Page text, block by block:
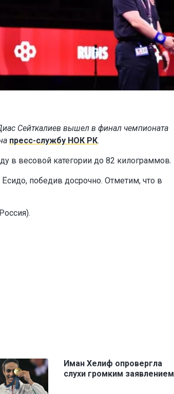
Сейткалиев вышел в финал чемпионата
пресс-службу НОК РК.
в весовой категории до 82 килограммов.
победив досрочно. Отметим, что в
Иман Хелиф опровергла
слухи громким заявлением